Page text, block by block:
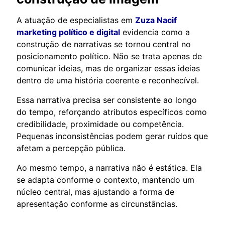
A atuação de especialistas em Zuza Nacif
marketing político e digital evidencia como a
construção de narrativas se tornou central no
posicionamento político. Não se trata apenas de
comunicar ideias, mas de organizar essas ideias
dentro de uma história coerente e reconhecível.
Essa narrativa precisa ser consistente ao longo
do tempo, reforçando atributos específicos como
credibilidade, proximidade ou competência.
Pequenas inconsistências podem gerar ruídos que
afetam a percepção pública.
Ao mesmo tempo, a narrativa não é estática. Ela
se adapta conforme o contexto, mantendo um
núcleo central, mas ajustando a forma de
apresentação conforme as circunstâncias.